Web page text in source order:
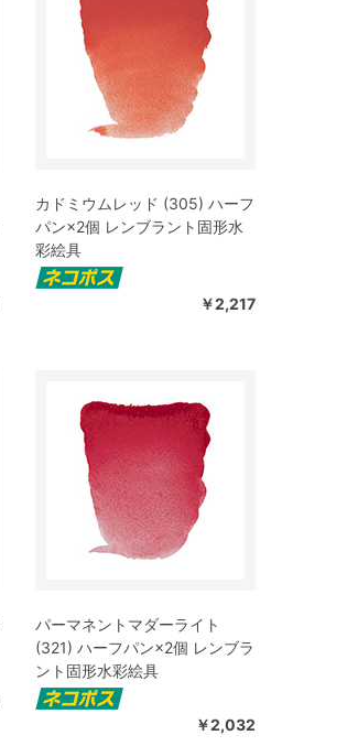
カドミウムレッド (305) ハーフ
パン×2個 レンブラント固形水
彩絵具
￥2,217
パーマネントマダーライト
(321) ハーフパン×2個 レンブラ
ント固形水彩絵具
￥2,032